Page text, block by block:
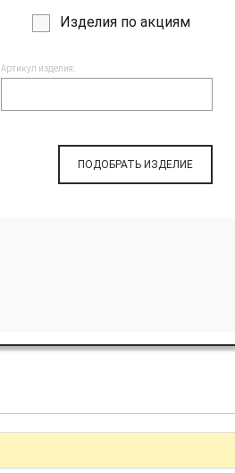
Изделия по акциям
Артикул изделия:
ПОДОБРАТЬ ИЗДЕЛИЕ